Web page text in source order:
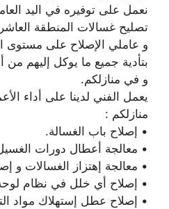
نعمل على توفيره في اليد
تصليح غسالات المنطقة
و عاملي الإصلاح على مستوى
بتأدية جميع ما يوكل إليهم
و في منازلكم.
يعمل الفني لدينا على أداء
منازلكم :
• إصلاح باب الغسالة.
• معالجة أعطال دورات
• معالجة إهتزاز الغسالات و
• إصلاح أي خلل في نظام
• إصلاح عطل إستهلاك مواد